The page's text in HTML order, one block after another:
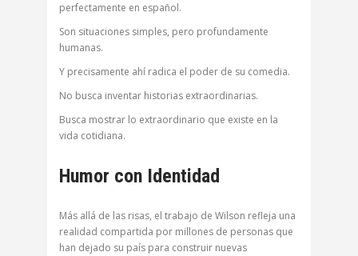
perfectamente en español.
Son situaciones simples, pero profundamente
humanas.
Y precisamente ahí radica el poder de su comedia.
No busca inventar historias extraordinarias.
Busca mostrar lo extraordinario que existe en la
vida cotidiana.
Humor con Identidad
Más allá de las risas, el trabajo de Wilson refleja una
realidad compartida por millones de personas que
han dejado su país para construir nuevas